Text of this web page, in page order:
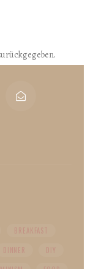
BREAKFAST
DINNER
DIY